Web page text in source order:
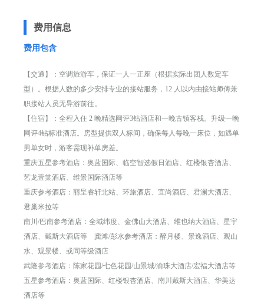
费用信息
费用包含
【交通】：空调旅游车，保证一人一正座（根据实际出团人数定车
型）。根据人数的多少安排专业的接站服务，12 人以内由接站师傅兼
职接站人员无导游前往。
【住宿】：全程入住 2 晚精选网评3钻酒店和一晚古镇客栈。升级一晚
网评4钻标准酒店。房型提供双人标间，确保每人每晚一床位，如遇单
男单女时，游客需现补单房差。
重庆五星参考酒店：奥蓝国际、临空智选假日酒店、红楼银杏酒店、
艺龙壹棠酒店、维景国际酒店等
重庆参考酒店：丽呈睿轩北站、环旅酒店、宜尚酒店、君澜大酒店、
君巢米拉等
南川/巴南参考酒店：全域纬度、金佛山大酒店、维也纳大酒店、星宇
酒店、戴斯大酒店等 龚滩/彭水参考酒店：醉月楼、景逸酒店、观山
水、观景楼、或同等级酒店
武隆参考酒店：陈家花园/七色花园/山景城/渝珠大酒店/宏福大酒店等
五星参考酒店：奥蓝国际、红楼银杏酒店、南川戴斯大酒店、华美达
酒店等